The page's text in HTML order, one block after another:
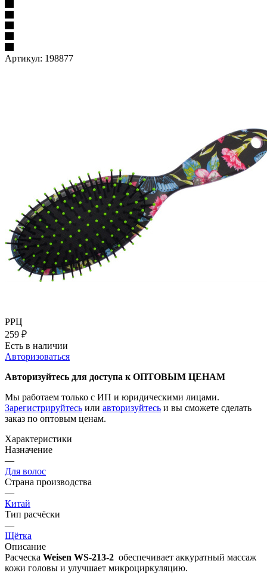
Артикул: 198877
РРЦ
259 ₽
Есть в наличии
Авторизоваться
Авторизуйтесь для доступа к ОПТОВЫМ ЦЕНАМ
Мы работаем только с ИП и юридическими лицами.
Зарегистрируйтесь или авторизуйтесь и вы сможете сделать
заказ по оптовым ценам.
Характеристики
Назначение
—
Для волос
Страна производства
—
Китай
Тип расчёски
—
Щётка
Описание
Расческа Weisen WS-213-2 обеспечивает аккуратный массаж
кожи головы и улучшает микроциркуляцию.